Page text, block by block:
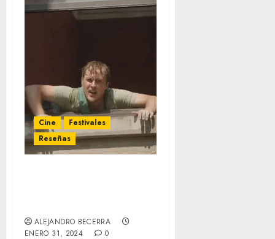
Cine
Festivales
Reseñas
ALEJANDRO BECERRA
ENERO 31, 2024
0